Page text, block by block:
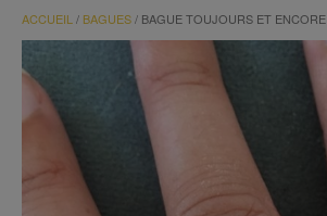
ACCUEIL / BAGUES/ BAGUE TOUJOURS ET